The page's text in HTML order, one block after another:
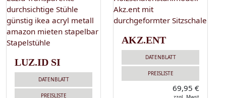
LUZ.ID SI
DATENBLATT
PREISLISTE
AKZ.ENT
DATENBLATT
PREISLISTE
69,95 €